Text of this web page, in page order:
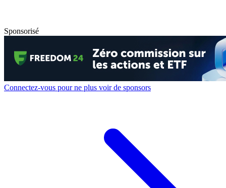
Sponsorisé
Connectez-vous pour ne plus voir de sponsors